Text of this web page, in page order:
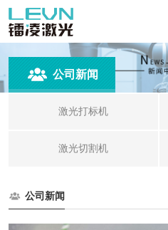
公司新闻
激光打标机
激光切割机
公司新闻